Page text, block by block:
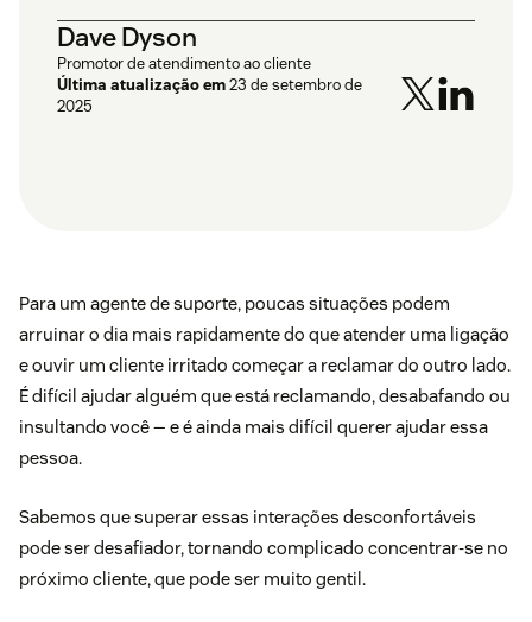
Dave Dyson
Promotor de atendimento ao cliente
Última atualização em23 de setembro de
2025
Para um agente de suporte, poucas situações podem
arruinar o dia mais rapidamente do que atender uma ligação
e ouvir um cliente irritado começar a reclamar do outro lado.
É difícil ajudar alguém que está reclamando, desabafando ou
insultando você — e é ainda mais difícil querer ajudar essa
pessoa.
Sabemos que superar essas interações desconfortáveis
pode ser desafiador, tornando complicado concentrar-se no
próximo cliente, que pode ser muito gentil.